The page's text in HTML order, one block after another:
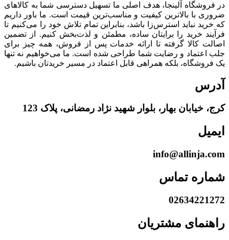
در فروشگاه آلینجا، هدف اصلی ما تسهیل دسترسی شما به کالاهای
ضروری با بالاترین کیفیت و مناسب‌ترین قیمت است. ما باور داریم
که خرید نباید استرس‌زا باشد، بنابراین تمام تلاش خود را می‌کنیم تا
فرآیند خرید را برایتان ساده، مطمئن و لذت‌بخش کنیم. از تضمین
اصالت کالا گرفته تا ارائه خدمات پس از فروش، همه چیز برای
جلب اعتماد و رضایت شما طراحی شده است. ما می‌خواهیم نه تنها
یک فروشگاه، بلکه همراهی قابل اعتماد در مسیر خریدتان باشیم.
آدرس
کرج، خیابان بهار، بلوار شهید نژاد رمضانی، پلاک 123
ایمیل
info@allinja.com
شماره تماس
02634221272
راهنمای مشتریان